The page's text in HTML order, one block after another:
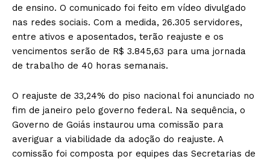
de ensino. O comunicado foi feito em vídeo divulgado
nas redes sociais. Com a medida, 26.305 servidores,
entre ativos e aposentados, terão reajuste e os
vencimentos serão de R$ 3.845,63 para uma jornada
de trabalho de 40 horas semanais.
O reajuste de 33,24% do piso nacional foi anunciado no
fim de janeiro pelo governo federal. Na sequência, o
Governo de Goiás instaurou uma comissão para
averiguar a viabilidade da adoção do reajuste. A
comissão foi composta por equipes das Secretarias de